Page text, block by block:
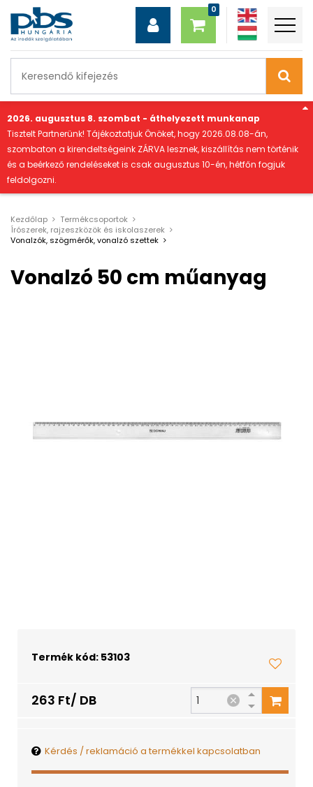
2026. augusztus 8. szombat - áthelyezett munkanap
Tisztelt Partnerünk! Tájékoztatjuk Önöket, hogy 2026.08.08-án,
szombaton a kirendeltségeink ZÁRVA lesznek, kiszállítás nem történik
és a beérkező rendeléseket is csak augusztus 10-én, hétfőn fogjuk
feldolgozni.
Kezdőlap
Termékcsoportok
Írószerek, rajzeszközök és iskolaszerek
Vonalzók, szögmérők, vonalzó szettek
Vonalzó 50 cm műanyag
Termék kód: 53103
263 Ft/ DB
Kérdés / reklamáció a termékkel kapcsolatban